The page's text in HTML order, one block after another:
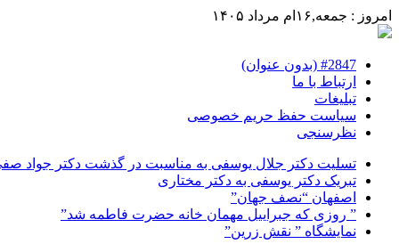
امروز : جمعه,۱۶ام مرداد ۱۴۰۵
#2847 (بدون عنوان)
ارتباط با ما
تبلیغات
سیاست حفظ حریم خصوصی
نظرسنجی
تسلیت دکتر جلال یوسفی به مناسبت در گذشت دکتر جواد صفی
تبریک دکتر یوسفی به دکتر مختاری
اصفهان “نصف جهان”
” روزی که جبراییل مهمان خانه حضرت فاطمه شد”
نمایشگاه ” نقش زرین”